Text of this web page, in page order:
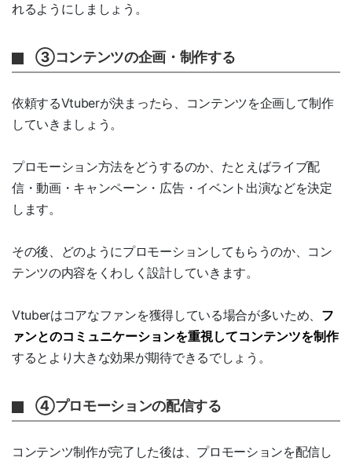
れるようにしましょう。
③コンテンツの企画・制作する
依頼するVtuberが決まったら、コンテンツを企画して制作
していきましょう。
プロモーション方法をどうするのか、たとえばライブ配
信・動画・キャンペーン・広告・イベント出演などを決定
します。
その後、どのようにプロモーションしてもらうのか、コン
テンツの内容をくわしく設計していきます。
Vtuberはコアなファンを獲得している場合が多いため、 フ
ァンとのコミュニケーションを重視してコンテンツを制作
するとより大きな効果が期待できるでしょう。
④プロモーションの配信する
コンテンツ制作が完了した後は、プロモーションを配信し